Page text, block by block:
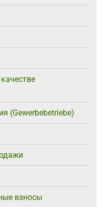
(Gewerbebetriebe)
взносы